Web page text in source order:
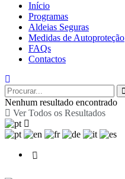
Início
Programas
Aldeias Seguras
Medidas de Autoproteção
FAQs
Contactos
Nenhum resultado encontrado
Ver Todos os Resultados